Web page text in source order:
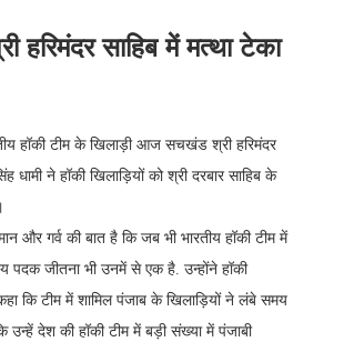
साहिब में मत्था टेका
हॉकी टीम के खिलाड़ी आज सचखंड श्री हरिमंदर
ने हॉकी खिलाड़ियों को श्री दरबार साहिब के
और गर्व की बात है कि जब भी भारतीय हॉकी टीम में
पदक जीतना भी उनमें से एक है. उन्होंने हॉकी
कि टीम में शामिल पंजाब के खिलाड़ियों ने लंबे समय
उन्हें देश की हॉकी टीम में बड़ी संख्या में पंजाबी